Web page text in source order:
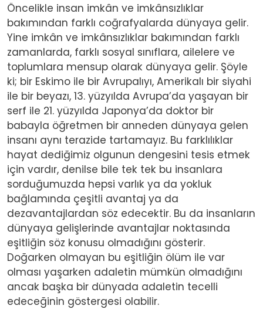
Öncelikle insan imkân ve imkânsızlıklar
bakımından farklı coğrafyalarda dünyaya gelir.
Yine imkân ve imkânsızlıklar bakımından farklı
zamanlarda, farklı sosyal sınıflara, ailelere ve
toplumlara mensup olarak dünyaya gelir. Şöyle
ki; bir Eskimo ile bir Avrupalıyı, Amerikalı bir siyahi
ile bir beyazı, 13. yüzyılda Avrupa’da yaşayan bir
serf ile 21. yüzyılda Japonya’da doktor bir
babayla öğretmen bir anneden dünyaya gelen
insanı aynı terazide tartamayız. Bu farklılıklar
hayat dediğimiz olgunun dengesini tesis etmek
için vardır, denilse bile tek tek bu insanlara
sorduğumuzda hepsi varlık ya da yokluk
bağlamında çeşitli avantaj ya da
dezavantajlardan söz edecektir. Bu da insanların
dünyaya gelişlerinde avantajlar noktasında
eşitliğin söz konusu olmadığını gösterir.
Doğarken olmayan bu eşitliğin ölüm ile var
olması yaşarken adaletin mümkün olmadığını
ancak başka bir dünyada adaletin tecelli
edeceğinin göstergesi olabilir.